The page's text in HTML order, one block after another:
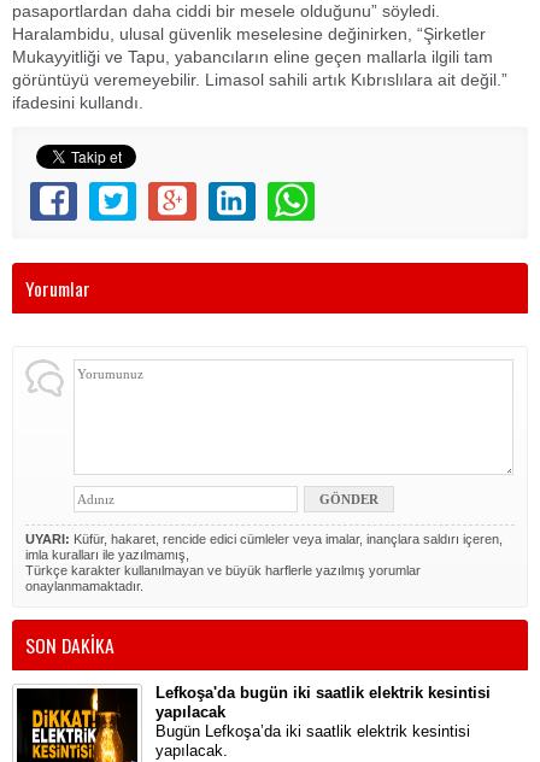
pasaportlardan daha ciddi bir mesele olduğunu” söyledi.
Haralambidu, ulusal güvenlik meselesine değinirken, “Şirketler
Mukayyitliği ve Tapu, yabancıların eline geçen mallarla ilgili tam
görüntüyü veremeyebilir. Limasol sahili artık Kıbrıslılara ait değil.”
ifadesini kullandı.
Yorumlar
UYARI: Küfür, hakaret, rencide edici cümleler veya imalar, inançlara saldırı içeren,
imla kuralları ile yazılmamış,
Türkçe karakter kullanılmayan ve büyük harflerle yazılmış yorumlar
onaylanmamaktadır.
SON DAKİKA
Lefkoşa'da bugün iki saatlik elektrik kesintisi
yapılacak
Bugün Lefkoşa’da iki saatlik elektrik kesintisi
yapılacak.